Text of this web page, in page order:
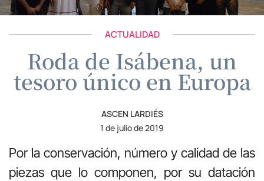
ACTUALIDAD
Roda de Isábena, un
tesoro único en Europa
ASCEN LARDIÉS
1 de julio de 2019
Por la conservación, número y calidad de las
piezas que lo componen, por su datación